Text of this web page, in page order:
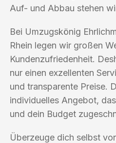
Auf- und Abbau stehen
Bei Umzugskönig
Rhein legen wir großen
Kundenzufriedenheit.
nur einen exzellenten
und transparente Preise.
individuelles Angebot,
und dein Budget
Überzeuge dich selbst